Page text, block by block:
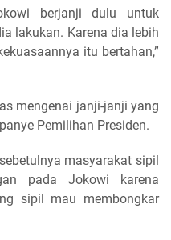
berjanji dulu untuk
lakukan. Karena dia lebih
itu bertahan,”
mengenai janji-janji yang
Pemilihan Presiden.
masyarakat sipil
pada Jokowi karena
sipil mau membongkar